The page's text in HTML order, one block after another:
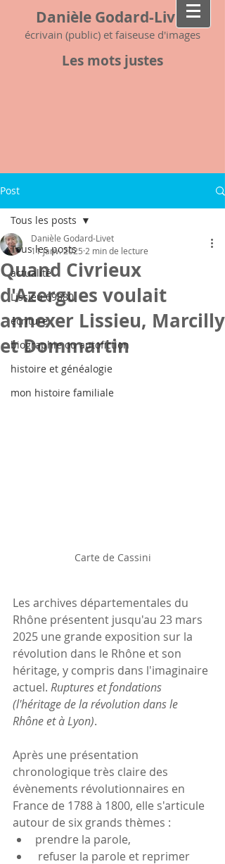
Danièle Godard-Livet
écrivain (public) et faiseuse d'images
Les mots justes
Post
Tous les posts
actualité
Lissieu 69380
écriture
biographie ou autofiction
histoire et généalogie
mon histoire familiale
Tous les posts
Quand Civrieux
d'Azergues voulait
annexer Lissieu, Marcilly
et Dommartin
Danièle Godard-Livet
11 janv. 2025 2 min de lecture
Carte de Cassini
Les archives départementales du
Rhône présentent jusqu'au 23 mars
2025 une grande exposition sur la
révolution dans le Rhône et son
héritage, y compris dans l'imaginaire
actuel. Ruptures et fondations
(l'héritage de la révolution dans le
Rhône et à Lyon).
Après une présentation
chronologique très claire des
évènements révolutionnaires en
France de 1788 à 1800, elle s'articule
autour de six grands thèmes :
prendre la parole,